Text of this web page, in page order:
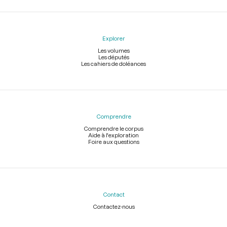
Explorer
Les volumes
Les députés
Les cahiers de doléances
Comprendre
Comprendre le corpus
Aide à l'exploration
Foire aux questions
Contact
Contactez-nous